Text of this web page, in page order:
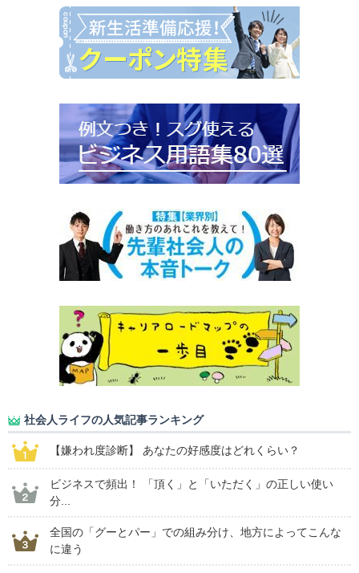
社会人ライフの人気記事ランキング
【嫌われ度診断】 あなたの好感度はどれくらい？
ビジネスで頻出！ 「頂く」と「いただく」の正しい使い
分...
全国の「グーとパー」での組み分け、地方によってこんな
に違う